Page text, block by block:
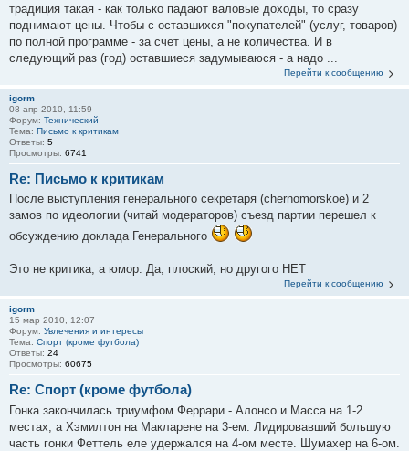
традиция такая - как только падают валовые доходы, то сразу
поднимают цены. Чтобы с оставшихся "покупателей" (услуг, товаров)
по полной программе - за счет цены, а не количества. И в
следующий раз (год) оставшиеся задумываюся - а надо ...
Перейти к сообщению
igorm
08 апр 2010, 11:59
Форум: Технический
Тема: Письмо к критикам
Ответы: 5
Просмотры: 6741
Re: Письмо к критикам
После выступления генерального секретаря (chernomorskoe) и 2
замов по идеологии (читай модераторов) съезд партии перешел к
обсуждению доклада Генерального
Это не критика, а юмор. Да, плоский, но другого НЕТ
Перейти к сообщению
igorm
15 мар 2010, 12:07
Форум: Увлечения и интересы
Тема: Спорт (кроме футбола)
Ответы: 24
Просмотры: 60675
Re: Спорт (кроме футбола)
Гонка закончилась триумфом Феррари - Алонсо и Масса на 1-2
местах, а Хэмилтон на Макларене на 3-ем. Лидировавший большую
часть гонки Феттель еле удержался на 4-ом месте. Шумахер на 6-ом.